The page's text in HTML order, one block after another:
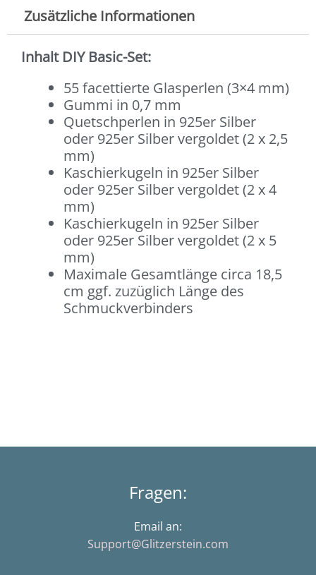
Zusätzliche Informationen
Inhalt DIY Basic-Set:
55 facettierte Glasperlen (3×4 mm)
Gummi in 0,7 mm
Quetschperlen in 925er Silber
oder 925er Silber vergoldet (2 x 2,5
mm)
Kaschierkugeln in 925er Silber
oder 925er Silber vergoldet (2 x 4
mm)
Kaschierkugeln in 925er Silber
oder 925er Silber vergoldet (2 x 5
mm)
Maximale Gesamtlänge circa 18,5
cm ggf. zuzüglich Länge des
Schmuckverbinders
Fragen:
Email an:
Support@Glitzerstein.com